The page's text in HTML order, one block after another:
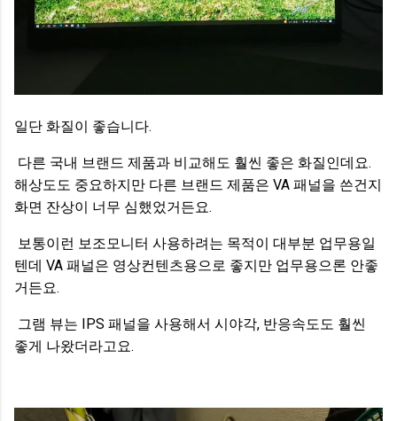
일단 화질이 좋습니다.
다른 국내 브랜드 제품과 비교해도 훨씬 좋은 화질인데요.
해상도도 중요하지만 다른 브랜드 제품은 VA 패널을 쓴건지
화면 잔상이 너무 심했었거든요.
보통이런 보조모니터 사용하려는 목적이 대부분 업무용일
텐데 VA 패널은 영상컨텐츠용으로 좋지만 업무용으론 안좋
거든요.
그램 뷰는 IPS 패널을 사용해서 시야각, 반응속도도 훨씬
좋게 나왔더라고요.